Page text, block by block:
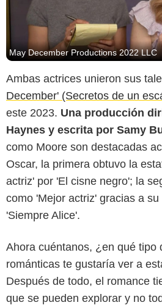
May December Productions 2022 LLC
Ambas actrices unieron sus
December' (Secretos de un
este 2023. Una producción
Haynes y escrita por Samy
como Moore son destacadas
Oscar, la primera obtuvo la
actriz' por 'El cisne negro'; la
como 'Mejor actriz' gracias a
'Siempre Alice'.
Ahora cuéntanos, ¿en qué tipo
románticas te gustaría ver a
Después de todo, el romance
que se pueden explorar y no